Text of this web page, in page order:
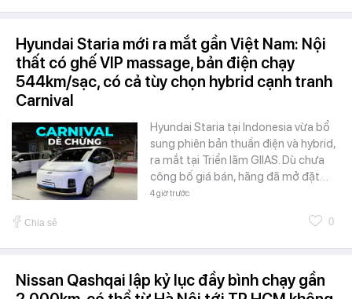
Hyundai Staria mới ra mắt gần Việt Nam: Nội
thất có ghế VIP massage, bản điện chạy
544km/sạc, có cả tùy chọn hybrid cạnh tranh
Carnival
Hyundai Staria tại Indonesia vừa bổ
sung phiên bản thuần điện và hybrid,
ra mắt tại Triển lãm GIIAS. Dù chưa
công bố giá bán, hãng đã mở đặt…
4 giờ trước
Chia sẻ 0
Nissan Qashqai lập kỷ lục đầy bình chạy gần